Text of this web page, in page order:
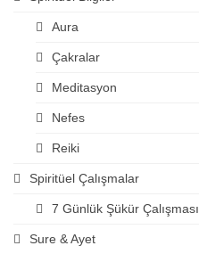
Aura
Çakralar
Meditasyon
Nefes
Reiki
Spiritüel Çalışmalar
7 Günlük Şükür Çalışması
Sure & Ayet